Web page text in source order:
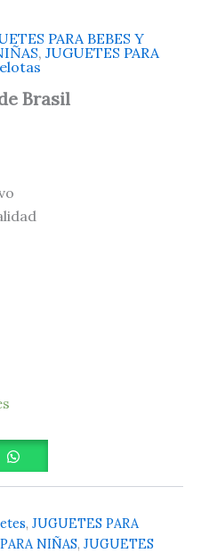
PARA BEBES Y
, JUGUETES PARA
Brasil
, JUGUETES PARA
NIÑAS, JUGUETES